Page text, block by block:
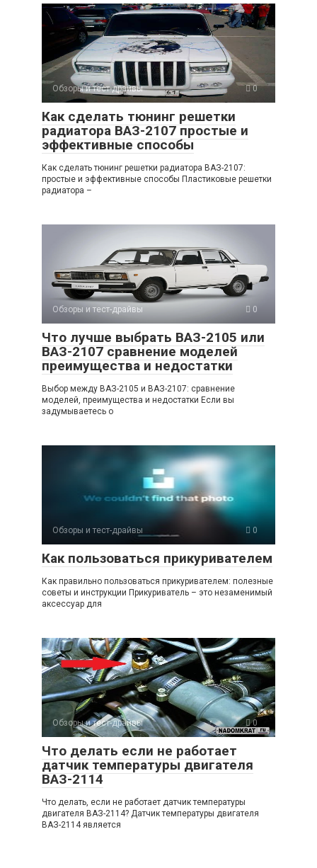
Обзоры и тест-драйвы 0
Как сделать тюнинг решетки
радиатора ВАЗ-2107 простые и
эффективные способы
Как сделать тюнинг решетки радиатора ВАЗ-2107:
простые и эффективные способы Пластиковые решетки
радиатора –
Обзоры и тест-драйвы 0
Что лучше выбрать ВАЗ-2105 или
ВАЗ-2107 сравнение моделей
преимущества и недостатки
Выбор между ВАЗ-2105 и ВАЗ-2107: сравнение
моделей, преимущества и недостатки Если вы
задумываетесь о
Обзоры и тест-драйвы 0
Как пользоваться прикуривателем
Как правильно пользоваться прикуривателем: полезные
советы и инструкции Прикуриватель – это незаменимый
аксессуар для
Обзоры и тест-драйвы 0
Что делать если не работает
датчик температуры двигателя
ВАЗ-2114
Что делать, если не работает датчик температуры
двигателя ВАЗ-2114? Датчик температуры двигателя
ВАЗ-2114 является